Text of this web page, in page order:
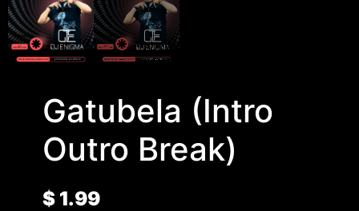
Gatubela (Intro
Outro Break)
$1.99